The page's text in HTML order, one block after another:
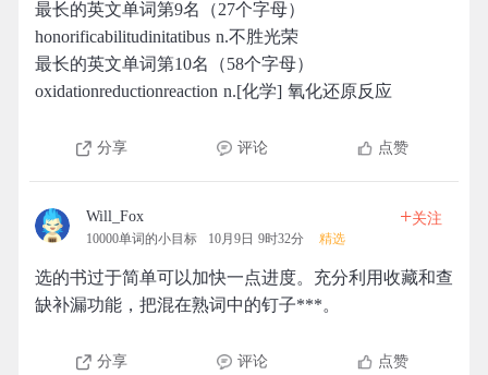
最长的英文单词第9名（27个字母）
honorificabilitudinitatibus n.不胜光荣
最长的英文单词第10名（58个字母）
oxidationreductionreaction n.[化学] 氧化还原反应
分享 评论 点赞
Will_Fox
10000单词的小目标 10月9日 9时32分 精选
+关注
选的书过于简单可以加快一点进度。充分利用收藏和查
缺补漏功能，把混在熟词中的钉子***。
分享 评论 点赞